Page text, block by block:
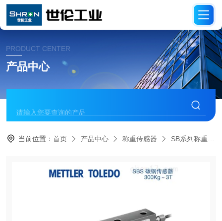
PRODUCT CENTER
产品中心
当前位置：首页 产品中心 称重传感器 SB系列称重传感器